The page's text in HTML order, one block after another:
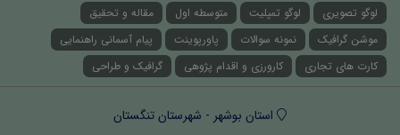
لوگو تصویری
لوگو تمپلیت متوسطه اول
مقاله و تحقیق
موشن گرافیک
نمونه سوالات پاورپوینت
پیام آسمانی راهنمایی
کارت های تجاری
کارورزی و اقدام پژوهی گرافیک و طراحی
استان بوشهر - شهرستان تنگستان